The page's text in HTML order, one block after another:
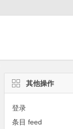
其他操作
登录
条目 feed